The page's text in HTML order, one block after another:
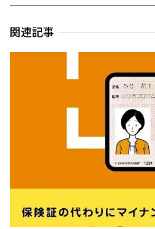
関連記事